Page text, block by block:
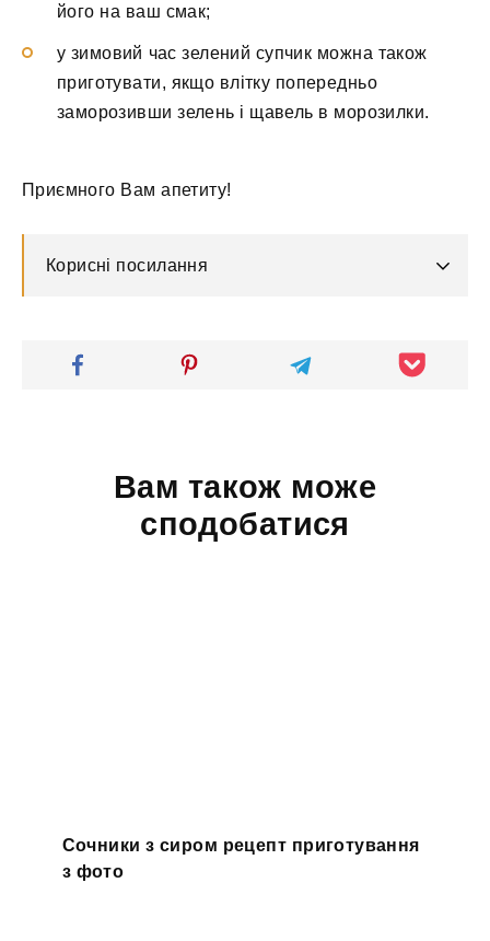
його на ваш смак;
у зимовий час зелений супчик можна також
приготувати, якщо влітку попередньо
заморозивши зелень і щавель в морозилки.
Приємного Вам апетиту!
Корисні посилання
Вам також може
сподобатися
Сочники з сиром рецепт приготування
з фото